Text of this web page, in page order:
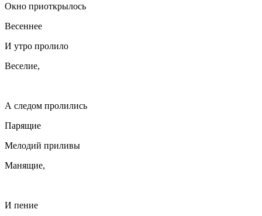
Окно приоткрылось
Весеннее
И утро пролило
Веселие,
А следом пролились
Парящие
Мелодий приливы
Манящие,
И пение